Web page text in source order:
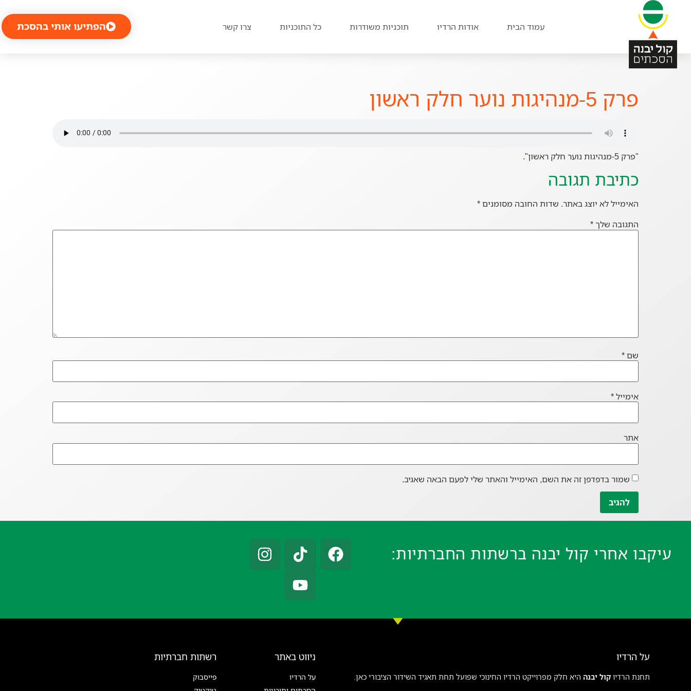
עמוד הבית אודות הרדיו תוכניות משודרות כל התוכניות צרו קשר הפתיעו אותי בהסכת
פרק 5-מנהיגות נוער חלק ראשון
"פרק 5-מנהיגות נוער חלק ראשון".
כתיבת תגובה
האימייל לא יוצג באתר. שדות החובה מסומנים*
התגובה שלך*
שם*
אימייל*
אתר
שמור בדפדפן זה את השם, האימייל והאתר שלי לפעם הבאה שאגיב.
עיקבו אחרי קול יבנה ברשתות החברתיות:
על הרדיו
תחנת הרדיו קול יבנה היא חלק מפרוייקט הרדיו החינוכי שפועל תחת תאגיד השידור הציבורי כאן.
ניווט באתר
על הרדיו
רשתות חברתיות
פייסבוק